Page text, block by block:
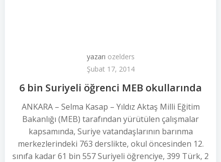
yazarı ozelders
Şubat 17, 2014
6 bin Suriyeli öğrenci MEB okullarında
ANKARA – Selma Kasap – Yıldız Aktaş Milli Eğitim
Bakanlığı (MEB) tarafından yürütülen çalışmalar
kapsamında, Suriye vatandaşlarının barınma
merkezlerindeki 763 derslikte, okul öncesinden 12.
sınıfa kadar 61 bin 557 Suriyeli öğrenciye, 399 Türk, 2